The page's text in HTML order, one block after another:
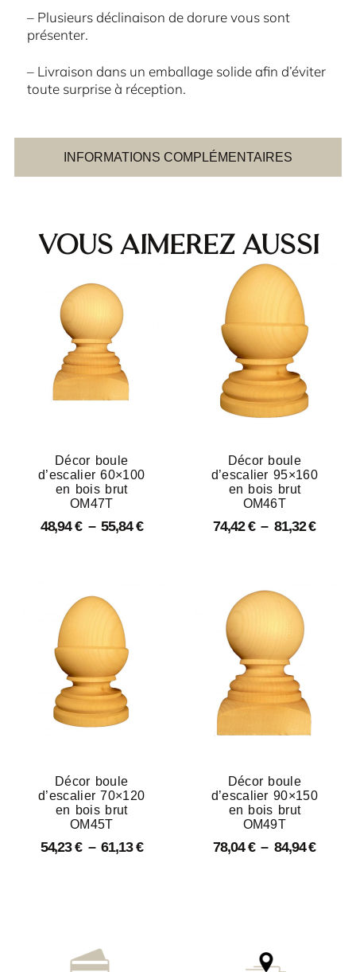
INFORMATIONS COMPLÉMENTAIRES
– Plusieurs déclinaison de dorure vous sont
présenter.
– Livraison dans un emballage solide afin d’éviter
toute surprise à réception.
Vous aimerez aussi
Décor boule
d’escalier 60×100
en bois brut
OM47T
48,94€ – 55,84€
Décor boule
d’escalier 95×160
en bois brut
OM46T
74,42€ – 81,32€
Décor boule
d’escalier 70×120
en bois brut
OM45T
54,23€ – 61,13€
Décor boule
d’escalier 90×150
en bois brut
OM49T
78,04€ – 84,94€